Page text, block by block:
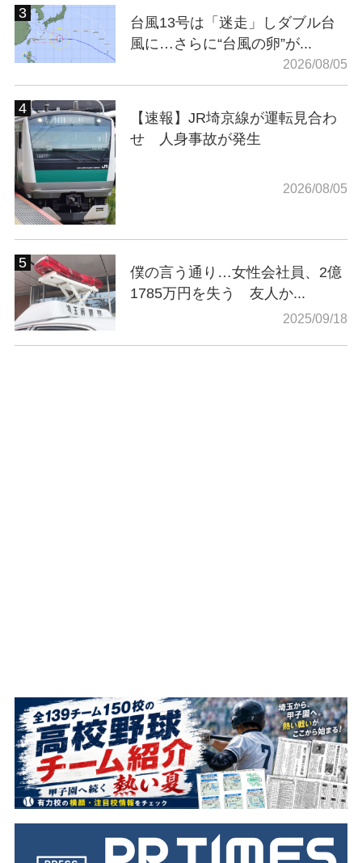
台風13号は「迷走」しダブル台
風に…さらに“台風の卵”が...
2026/08/05
【速報】JR埼京線が運転見合わ
せ 人身事故が発生
2026/08/05
僕の言う通り…女性会社員、2億
1785万円を失う 友人か...
2025/09/18